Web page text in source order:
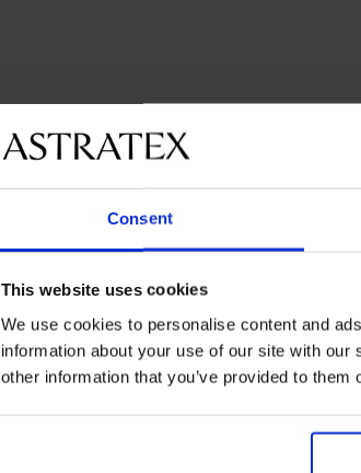
Consent
This website uses cookies
We use cookies to personalise content and
information about your use of our site with
other information that you’ve provided to